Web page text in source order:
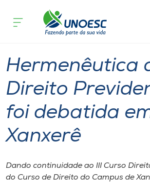
Cursos
Pesquisa
Atendimento ao Estudante
Portal de Ensino
A
acontece
Hermenêutica
Direito
foi debatida
Xanxerê
Dando continuidade ao III Curso
do Curso de Direito do Campus de